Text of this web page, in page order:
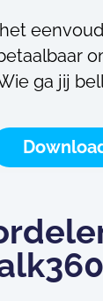
ga jij